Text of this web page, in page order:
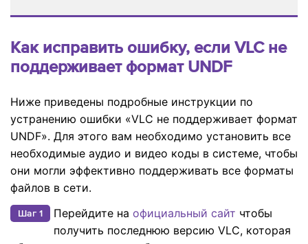
Как исправить ошибку, если VLC не
поддерживает формат UNDF
Ниже приведены подробные инструкции по
устранению ошибки «VLC не поддерживает формат
UNDF». Для этого вам необходимо установить все
необходимые аудио и видео коды в системе, чтобы
они могли эффективно поддерживать все форматы
файлов в сети.
Шаг 1 Перейдите на официальный сайт чтобы
получить последнюю версию VLC, которая